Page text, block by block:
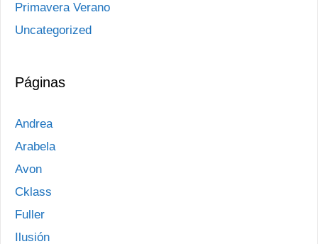
Primavera Verano
Uncategorized
Páginas
Andrea
Arabela
Avon
Cklass
Fuller
Ilusión